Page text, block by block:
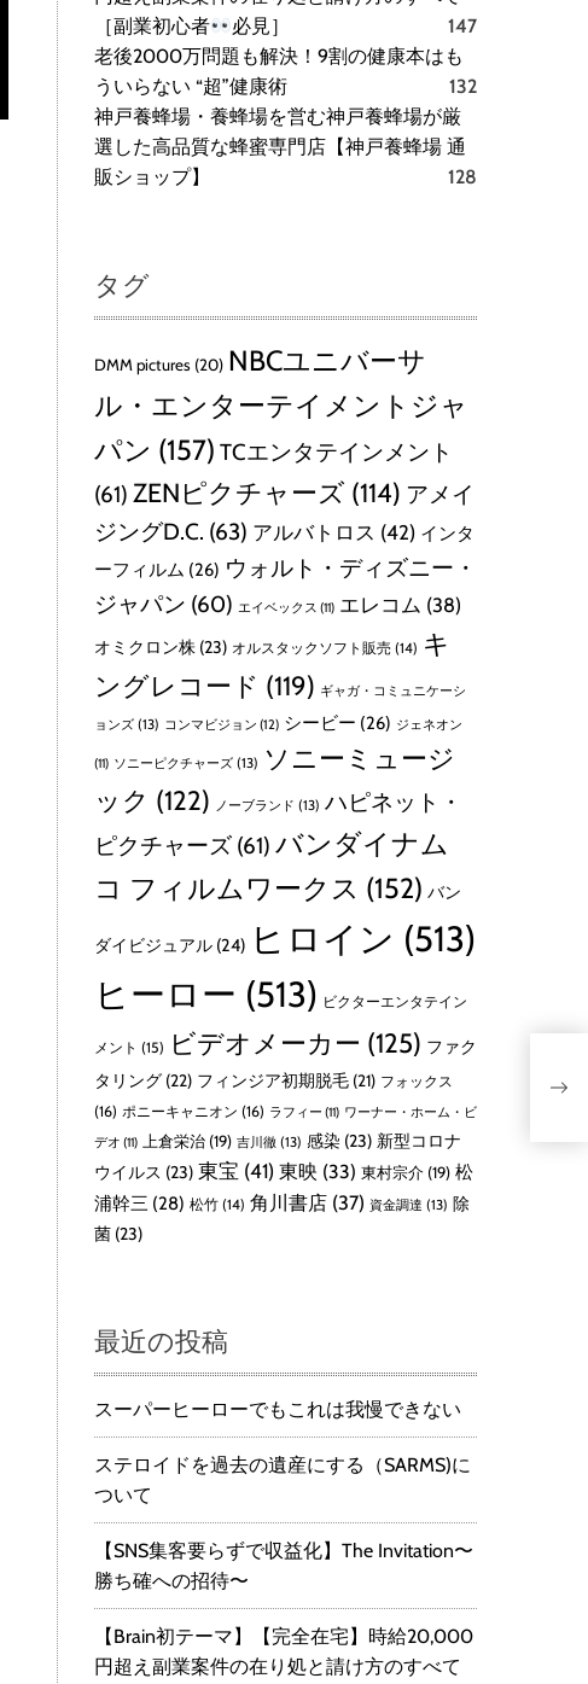
［副業初心者
必見］
147
老後2000万問題も解決！9割の健康本はも
ういらない “超”健康術
132
神戸養蜂場・養蜂場を営む神戸養蜂場が厳
選した高品質な蜂蜜専門店【神戸養蜂場 通
販ショップ】
128
タグ
DMM pictures (20) NBCユニバーサ
ル・エンターテイメントジャ
パン (157) TCエンタテインメント
(61) ZENピクチャーズ (114) アメイ
ジングD.C. (63) アルバトロス (42) インタ
ーフィルム (26) ウォルト・ディズニー・
ジャパン (60) エイベックス (11) エレコム (38)
オミクロン株 (23) オルスタックソフト販売 (14) キ
ングレコード (119) ギャガ・コミュニケーシ
ョンズ (13) コンマビジョン (12) シービー (26) ジェネオン
(11) ソニーピクチャーズ (13) ソニーミュージ
ック (122) ノーブランド (13) ハピネット・
ピクチャーズ (61) バンダイナム
コ フィルムワークス (152) バン
ダイビジュアル (24) ヒロイン (513)
ヒーロー (513) ビクターエンタテイン
メント (15) ビデオメーカー (125) ファク
タリング (22) フィンジア初期脱毛 (21) フォックス
(16) ポニーキャニオン (16) ラフィー (11) ワーナー・ホーム・ビ
デオ (11) 上倉栄治 (19) 吉川徹 (13) 感染 (23) 新型コロナ
ウイルス (23) 東宝 (41) 東映 (33) 東村宗介 (19) 松
浦幹三 (28) 松竹 (14) 角川書店 (37) 資金調達 (13) 除
菌 (23)
最近の投稿
スーパーヒーローでもこれは我慢できない
ステロイドを過去の遺産にする（SARMS)に
ついて
【SNS集客要らずで収益化】The Invitation〜
勝ち確への招待〜
【Brain初テーマ】【完全在宅】時給20,000
円超え副業案件の在り処と請け方のすべて
健